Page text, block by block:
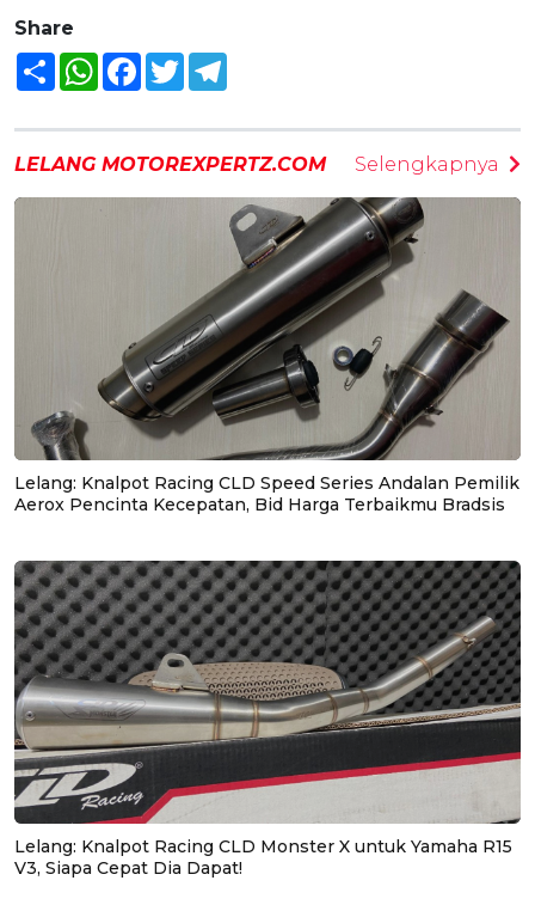
Share
Share WhatsAppFacebook
Twitter
LELANG MOTOREXPERTZ.COM Selengkapnya
Lelang: Knalpot Racing CLD Speed Series Andalan Pemilik
Aerox Pencinta Kecepatan, Bid Harga Terbaikmu Bradsis
Lelang: Knalpot Racing CLD Monster X untuk Yamaha R15
V3, Siapa Cepat Dia Dapat!